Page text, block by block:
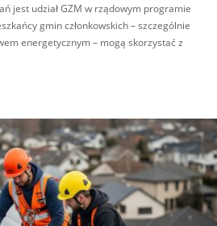
jest udział GZM w rządowym programie
gmin członkowskich – szczególnie
energetycznym – mogą skorzystać z